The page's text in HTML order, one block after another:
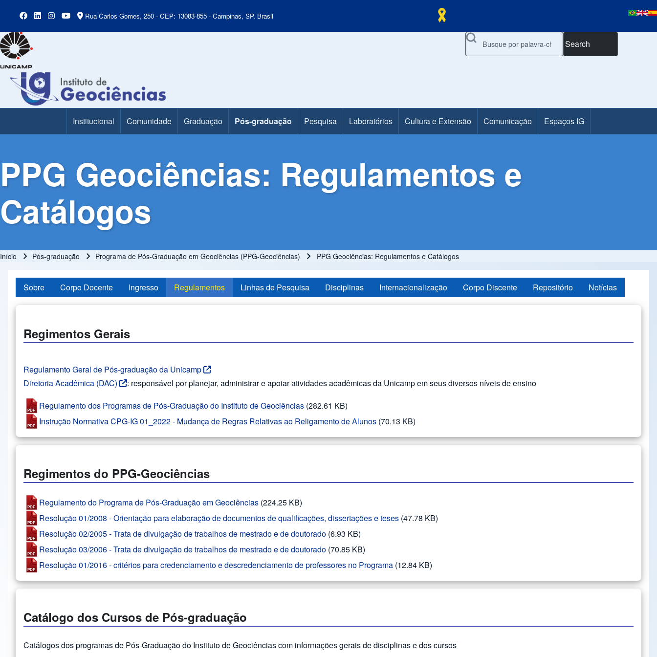
Rua Carlos Gomes, 250 - CEP: 13083-855 - Campinas, SP, Brasil
Search
Main MenuInstitucional Comunidade Graduação Pós-graduação Pesquisa Laboratórios Cultura e Extensão Comunicação Espaços IG
PPG Geociências: Regulamentos e
Catálogos
Trilha de navegação
Início Pós-graduação Programa de Pós-Graduação em Geociências (PPG-Geociências) PPG Geociências: Regulamentos e Catálogos
Sobre Corpo Docente Ingresso Regulamentos Linhas de Pesquisa Disciplinas Internacionalização Corpo Discente Repositório Notícias
Regimentos Gerais
Regulamento Geral de Pós-graduação da Unicamp
Diretoria Acadêmica (DAC)
: responsável por planejar, administrar e apoiar atividades acadêmicas da Unicamp em seus diversos níveis de ensino
Regulamento dos Programas de Pós-Graduação do Instituto de Geociências (282.61 KB)
Instrução Normativa CPG-IG 01_2022 - Mudança de Regras Relativas ao Religamento de Alunos (70.13 KB)
Regimentos do PPG-Geociências
Regulamento do Programa de Pós-Graduação em Geociências (224.25 KB)
Resolução 01/2008 - Orientação para elaboração de documentos de qualificações, dissertações e teses (47.78 KB)
Resolução 02/2005 - Trata de divulgação de trabalhos de mestrado e de doutorado (6.93 KB)
Resolução 03/2006 - Trata de divulgação de trabalhos de mestrado e de doutorado (70.85 KB)
Resolução 01/2016 - critérios para credenciamento e descredenciamento de professores no Programa (12.84 KB)
Catálogo dos Cursos de Pós-graduação
Catálogos dos programas de Pós-Graduação do Instituto de Geociências com informações gerais de disciplinas e dos cursos